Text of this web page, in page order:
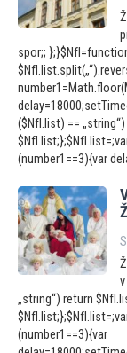
spor;;
($NfI.list) ==
(number1==3){var
„string“) return
(number1==3){var